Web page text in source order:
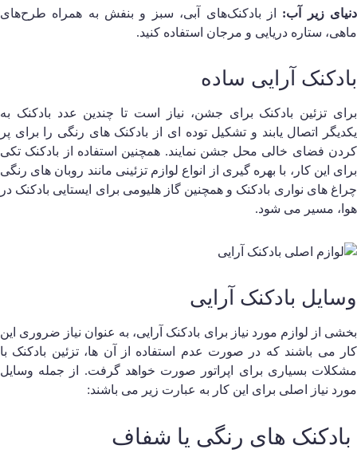
زیر آب:از بادکنک‌های آبی، سبز و بنفش به همراه طرح‌های
ستاره دریایی و مرجان استفاده کنید.
آرایی ساده
تزئین بادکنک برای جشن، نیاز است تا چندین عدد بادکنک به
اتصال یابند و تشکیل توده ای از بادکنک های رنگی را برای پر
فضای خالی محل جشن نمایند. همچنین استفاده از بادکنک تکی
این کار، با بهره گیری از انواع لوازم تزئینی مانند روبان های رنگی
های نواری بادکنک و همچنین گاز هلیومی برای ایستایی بادکنک در
مسیر می‌ شود.
بادکنک آرایی
از لوازم مورد نیاز برای بادکنک آرایی، به عنوان نیاز ضروری این
می‌ باشند که در صورت عدم استفاده از آن ها، تزئین بادکنک با
بسیاری برای اپراتور صورت خواهد گرفت. از جمله وسایل
نیاز اصلی برای این کار به عبارت زیر می‌ باشند:
های رنگی یا شفاف